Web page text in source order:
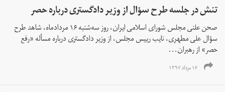
تنش در جلسه طرح سؤال از وزیر دادگستری درباره حصر
صحن علنی مجلس شورای اسلامی ایران، روز سه‌شنبه ۱۶ مردادماه، شاهد طرح
سؤال علی مطهری، نایب رییس مجلس، از وزیر دادگستری درباره مسأله «رفع
حصر» از رهبران...
۱۶ مرداد ۱۳۹۷